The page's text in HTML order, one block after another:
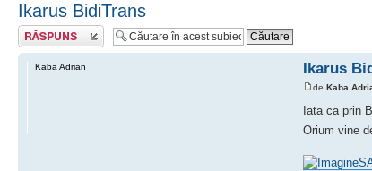
Ikarus BidiTrans
Răspunde
Ikarus
deKaba
Iata ca prin
Orium vine
Kaba Adrian